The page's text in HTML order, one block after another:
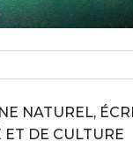
NATUREL,
ET DE CULTURE